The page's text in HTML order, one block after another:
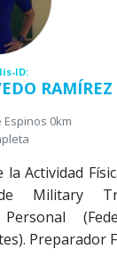
ID:
RAMÍREZ
0km
la Actividad
Military
Preparador